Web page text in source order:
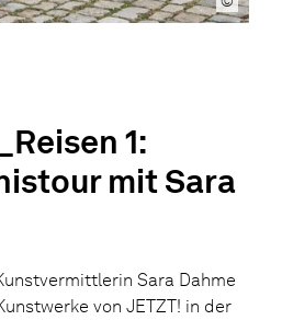
1:
mit Sara
Sara Dahme
von JETZT! in der